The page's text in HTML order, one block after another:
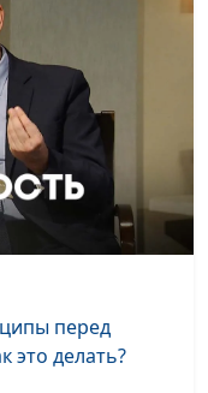
Синицына,
Демидов,
Синицына,
Качалаба,
практической
практической
перед
это делать?